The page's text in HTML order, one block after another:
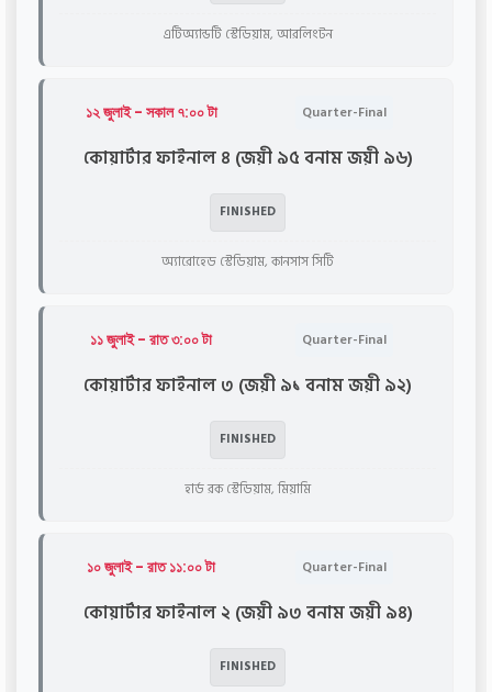
এটিঅ্যান্ডটি স্টেডিয়াম, আরলিংটন
১২ জুলাই - সকাল ৭:০০ টা Quarter-Final
কোয়ার্টার ফাইনাল ৪ (জয়ী ৯৫ বনাম জয়ী ৯৬)
FINISHED
অ্যারোহেড স্টেডিয়াম, কানসাস সিটি
১১ জুলাই - রাত ৩:০০ টা Quarter-Final
কোয়ার্টার ফাইনাল ৩ (জয়ী ৯১ বনাম জয়ী ৯২)
FINISHED
হার্ড রক স্টেডিয়াম, মিয়ামি
১০ জুলাই - রাত ১১:০০ টা Quarter-Final
কোয়ার্টার ফাইনাল ২ (জয়ী ৯৩ বনাম জয়ী ৯৪)
FINISHED